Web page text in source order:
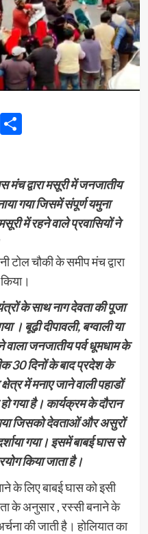
Share
मंच द्वारा मसूरी में जनजातीय
गया जिसमें संपूर्ण यमुना
में रहने वाले प्रवासियों ने
टोल चौकी के समीप मंच द्वारा
के साथ नाग देवता की पूजा
। बूढ़ी दीपावली, बग्वाली या
वाला जनजातीय पर्व धूमधाम के
30 दिनों के बाद प्रदेश के
में मनाए जाने वाली पहाडों
गया है। कार्यक्रम के दौरान
जिसको देवताओं और असुरों
गया। इसमें बाबई घास से
किया जाता है।
के लिए बाबई घास को इसी
के अनुसार , रस्सी बनाने के
की जाती है। होलियात का